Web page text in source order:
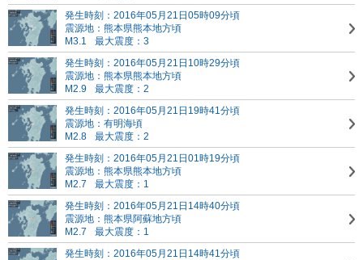
発生時刻：2016年05月21日05時09分頃
震源地：熊本県熊本地方頃
M3.1
最大震度：3
発生時刻：2016年05月21日10時29分頃
震源地：熊本県熊本地方頃
M2.9
最大震度：2
発生時刻：2016年05月21日19時41分頃
震源地：有明海頃
M2.8
最大震度：2
発生時刻：2016年05月21日01時19分頃
震源地：熊本県熊本地方頃
M2.7
最大震度：1
発生時刻：2016年05月21日14時40分頃
震源地：熊本県阿蘇地方頃
M2.7
最大震度：1
発生時刻：2016年05月21日14時41分頃